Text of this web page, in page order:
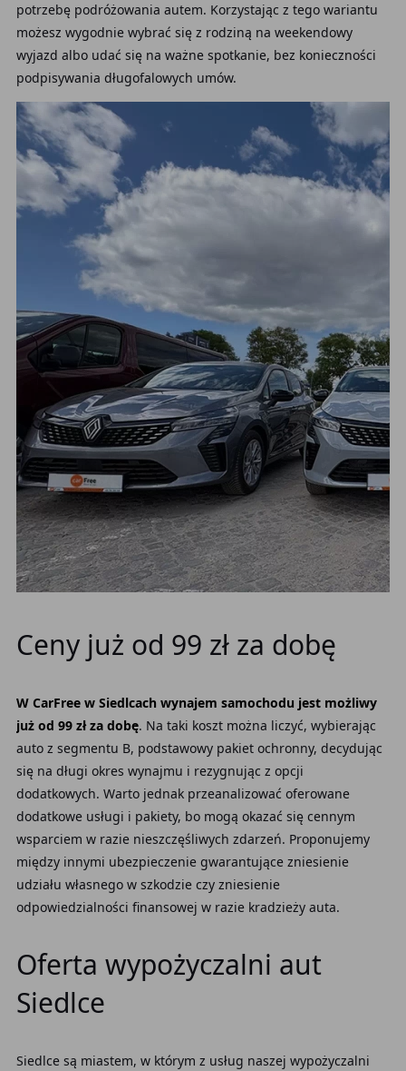
potrzebę podróżowania autem. Korzystając z tego wariantu
możesz wygodnie wybrać się z rodziną na weekendowy
wyjazd albo udać się na ważne spotkanie, bez konieczności
podpisywania długofalowych umów.
Ceny już od 99 zł za dobę
W CarFree w Siedlcach wynajem samochodu jest możliwy
już od 99 zł za dobę. Na taki koszt można liczyć, wybierając
auto z segmentu B, podstawowy pakiet ochronny, decydując
się na długi okres wynajmu i rezygnując z opcji
dodatkowych. Warto jednak przeanalizować oferowane
dodatkowe usługi i pakiety, bo mogą okazać się cennym
wsparciem w razie nieszczęśliwych zdarzeń. Proponujemy
między innymi ubezpieczenie gwarantujące zniesienie
udziału własnego w szkodzie czy zniesienie
odpowiedzialności finansowej w razie kradzieży auta.
Oferta wypożyczalni aut
Siedlce
Siedlce są miastem, w którym z usług naszej wypożyczalni